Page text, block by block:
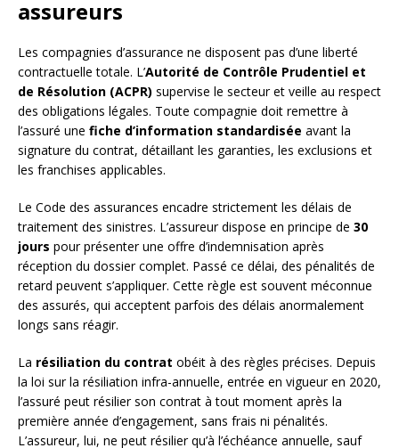
assureurs
Les compagnies d’assurance ne disposent pas d’une liberté
contractuelle totale. L’Autorité de Contrôle Prudentiel et
de Résolution (ACPR) supervise le secteur et veille au respect
des obligations légales. Toute compagnie doit remettre à
l’assuré une fiche d’information standardisée avant la
signature du contrat, détaillant les garanties, les exclusions et
les franchises applicables.
Le Code des assurances encadre strictement les délais de
traitement des sinistres. L’assureur dispose en principe de 30
jours pour présenter une offre d’indemnisation après
réception du dossier complet. Passé ce délai, des pénalités de
retard peuvent s’appliquer. Cette règle est souvent méconnue
des assurés, qui acceptent parfois des délais anormalement
longs sans réagir.
La résiliation du contrat obéit à des règles précises. Depuis
la loi sur la résiliation infra-annuelle, entrée en vigueur en 2020,
l’assuré peut résilier son contrat à tout moment après la
première année d’engagement, sans frais ni pénalités.
L’assureur, lui, ne peut résilier qu’à l’échéance annuelle, sauf